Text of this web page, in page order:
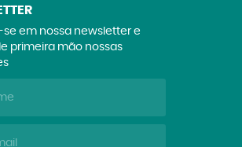
se em nossa newsletter e
primeira mão nossas